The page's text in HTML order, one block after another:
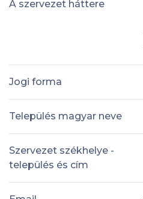
A szervezet háttere
Jogi forma
Település magyar neve
Szervezet székhelye -
település és cím